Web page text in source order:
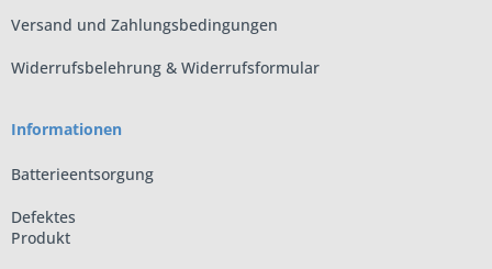
Versand und Zahlungsbedingungen
Widerrufsbelehrung & Widerrufsformular
Informationen
Batterieentsorgung
Defektes
Produkt